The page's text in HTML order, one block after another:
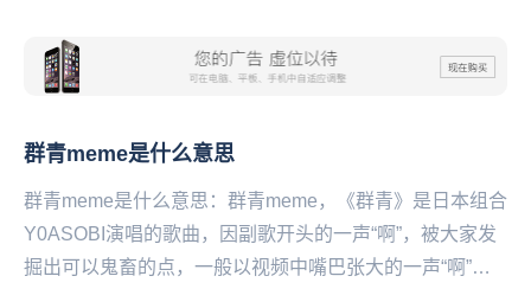
群青meme是什么意思
群青meme是什么意思：群青meme，《群青》是日本组合
Y0ASOBI演唱的歌曲，因副歌开头的一声“啊”，被大家发
掘出可以鬼畜的点，一般以视频中嘴巴张大的一声“啊”，